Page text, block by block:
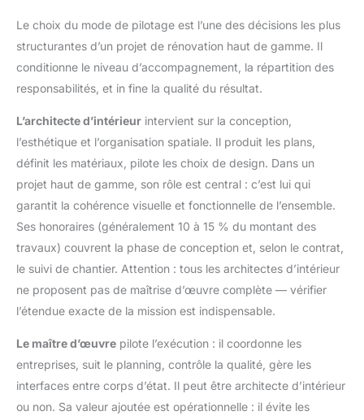
Le choix du mode de pilotage est l’une des décisions les plus
structurantes d’un projet de rénovation haut de gamme. Il
conditionne le niveau d’accompagnement, la répartition des
responsabilités, et in fine la qualité du résultat.
L’architecte d’intérieur intervient sur la conception,
l’esthétique et l’organisation spatiale. Il produit les plans,
définit les matériaux, pilote les choix de design. Dans un
projet haut de gamme, son rôle est central : c’est lui qui
garantit la cohérence visuelle et fonctionnelle de l’ensemble.
Ses honoraires (généralement 10 à 15 % du montant des
travaux) couvrent la phase de conception et, selon le contrat,
le suivi de chantier. Attention : tous les architectes d’intérieur
ne proposent pas de maîtrise d’œuvre complète — vérifier
l’étendue exacte de la mission est indispensable.
Le maître d’œuvre pilote l’exécution : il coordonne les
entreprises, suit le planning, contrôle la qualité, gère les
interfaces entre corps d’état. Il peut être architecte d’intérieur
ou non. Sa valeur ajoutée est opérationnelle : il évite les